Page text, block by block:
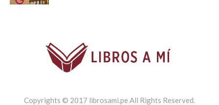
Copyrights © 2017 librosami.pe All Rights Reserved.